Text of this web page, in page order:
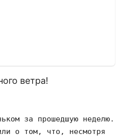
ветра!
за прошедшую неделю.
о том, что, несмотря